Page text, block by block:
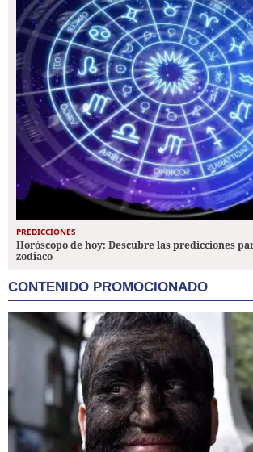
PREDICCIONES
Horóscopo de hoy: Descubre las predicciones
zodiaco
CONTENIDO PROMOCIONADO